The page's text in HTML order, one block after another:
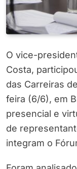
O vice-
Costa,
das Carreiras
feira (6/6), em
presencial e
de
integram o